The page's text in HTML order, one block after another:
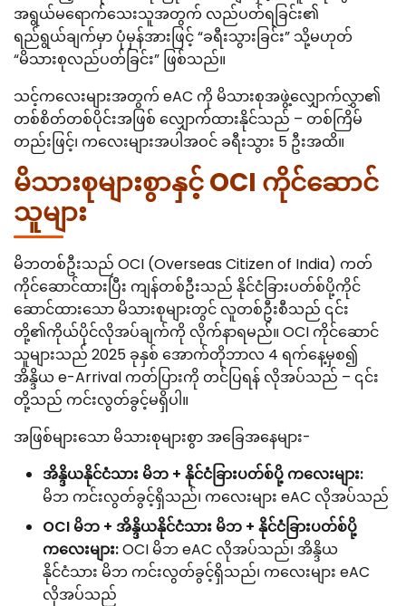
အရွယ်မရောက်သေးသူအတွက် လည်ပတ်ရခြင်း၏
ရည်ရွယ်ချက်မှာ ပုံမှန်အားဖြင့် “ခရီးသွားခြင်း” သို့မဟုတ်
“မိသားစုလည်ပတ်ခြင်း” ဖြစ်သည်။
သင့်ကလေးများအတွက် eAC ကို မိသားစုအဖွဲ့လျှောက်လွှာ၏
တစ်စိတ်တစ်ပိုင်းအဖြစ် လျှောက်ထားနိုင်သည် – တစ်ကြိမ်
တည်းဖြင့်၊ ကလေးများအပါအဝင် ခရီးသွား 5 ဦးအထိ။
မိသားစုများစွာနှင့် OCI ကိုင်ဆောင်
သူများ
မိဘတစ်ဦးသည် OCI (Overseas Citizen of India) ကတ်
ကိုင်ဆောင်ထားပြီး ကျန်တစ်ဦးသည် နိုင်ငံခြားပတ်စ်ပို့ကိုင်
ဆောင်ထားသော မိသားစုများတွင် လူတစ်ဦးစီသည် ၎င်း
တို့၏ကိုယ်ပိုင်လိုအပ်ချက်ကို လိုက်နာရမည်။ OCI ကိုင်ဆောင်
သူများသည် 2025 ခုနှစ် အောက်တိုဘာလ 4 ရက်နေ့မှစ၍
အိန္ဒိယ e-Arrival ကတ်ပြားကို တင်ပြရန် လိုအပ်သည် – ၎င်း
တို့သည် ကင်းလွတ်ခွင့်မရှိပါ။
အဖြစ်များသော မိသားစုများစွာ အခြေအနေများ-
အိန္ဒိယနိုင်ငံသား မိဘ + နိုင်ငံခြားပတ်စ်ပို့ ကလေးများ:
မိဘ ကင်းလွတ်ခွင့်ရှိသည်၊ ကလေးများ eAC လိုအပ်သည်
OCI မိဘ + အိန္ဒိယနိုင်ငံသား မိဘ + နိုင်ငံခြားပတ်စ်ပို့
ကလေးများ:OCI မိဘ eAC လိုအပ်သည်၊ အိန္ဒိယ
နိုင်ငံသား မိဘ ကင်းလွတ်ခွင့်ရှိသည်၊ ကလေးများ eAC
လိုအပ်သည်